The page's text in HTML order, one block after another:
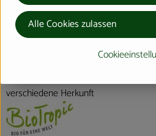
Herkunft
Hersteller: greenorganics
verschiedene Herkunft
Alle Cookies zulassen